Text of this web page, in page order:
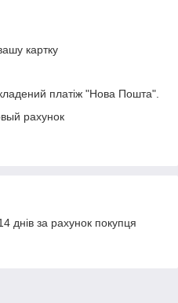
картку
платіж "Нова Пошта".
рахунок
днів за рахунок покупця